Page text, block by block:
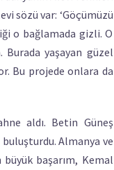
sözü var: ‘Göçümüzü
o bağlamada gizli. O
yaşayan güzel
Bu projede onlara da
aldı. Betin Güneş
Almanya ve
başarım, Kemal